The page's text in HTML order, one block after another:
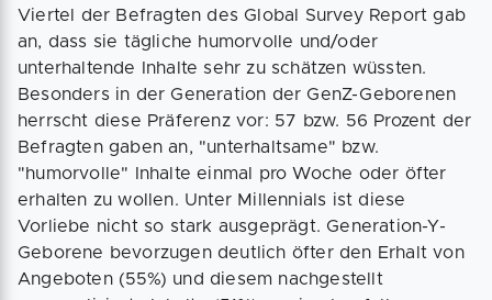
Viertel der Befragten des Global Survey Report gab
an, dass sie tägliche humorvolle und/oder
unterhaltende Inhalte sehr zu schätzen wüssten.
Besonders in der Generation der GenZ-Geborenen
herrscht diese Präferenz vor: 57 bzw. 56 Prozent der
Befragten gaben an, "unterhaltsame" bzw.
"humorvolle" Inhalte einmal pro Woche oder öfter
erhalten zu wollen. Unter Millennials ist diese
Vorliebe nicht so stark ausgeprägt. Generation-Y-
Geborene bevorzugen deutlich öfter den Erhalt von
Angeboten (55%) und diesem nachgestellt